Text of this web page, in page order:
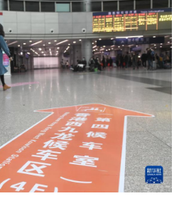
Français عربى
日本語 한국어